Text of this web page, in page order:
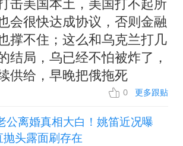
会很快达成协议，否则金融
撑不住；这么和乌克兰打几
结局，乌已经不怕被炸了，
供给，早晚把俄拖死
0 更多跟贴
公离婚真相大白！姚笛近况曝
头露面刷存在